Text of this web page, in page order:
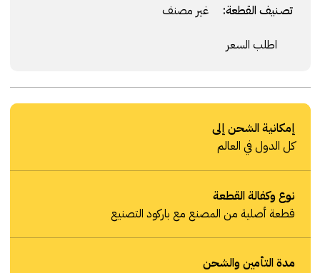
تصنيف القطعة: غير مصنف
اطلب السعر
إمكانية الشحن إلى
كل الدول في العالم
نوع وكفالة القطعة
قطعة أصلية من المصنع مع باركود التصنيع
مدة التأمين والشحن